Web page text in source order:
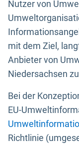
Nutzer von
mit dem Ziel,
Anbieter von
Niedersachsen
Bei der
EU-
Richtlinie